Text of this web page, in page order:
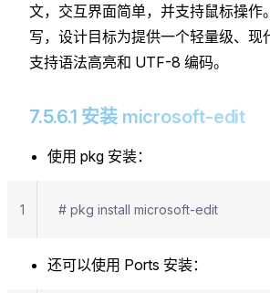
文，交互界面简单，并支持鼠标操作
写，设计目标为提供一个轻量级、现
支持语法高亮和 UTF-8 编码。
7.5.6.1 安装 microsoft-edit
使用 pkg 安装：
# pkg install microsoft-edit
1
还可以使用 Ports 安装：